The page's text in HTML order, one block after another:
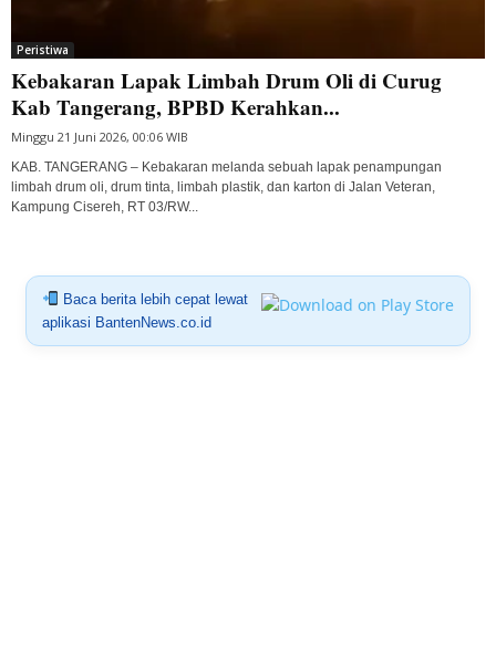
Peristiwa
Kebakaran Lapak Limbah Drum Oli di Curug
Kab Tangerang, BPBD Kerahkan...
Minggu 21 Juni 2026, 00:06 WIB
KAB. TANGERANG – Kebakaran melanda sebuah lapak penampungan
limbah drum oli, drum tinta, limbah plastik, dan karton di Jalan Veteran,
Kampung Cisereh, RT 03/RW...
Baca berita lebih cepat lewat
aplikasi BantenNews.co.id